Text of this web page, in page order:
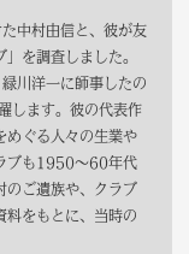
中村由信と、彼が友
を調査しました。
川洋一に師事したの
します。彼の代表作
めぐる人々の生業や
ブも1950～60年代
のご遺族や、クラブ
料をもとに、当時の